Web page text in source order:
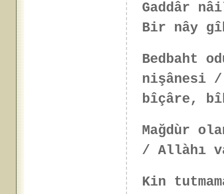
Gaddâr
Bir nây
Bedbaht
nişânesi /
bîçâre,
Mağdùr
/ Allàhı
Kin